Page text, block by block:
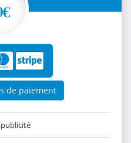
de paiement